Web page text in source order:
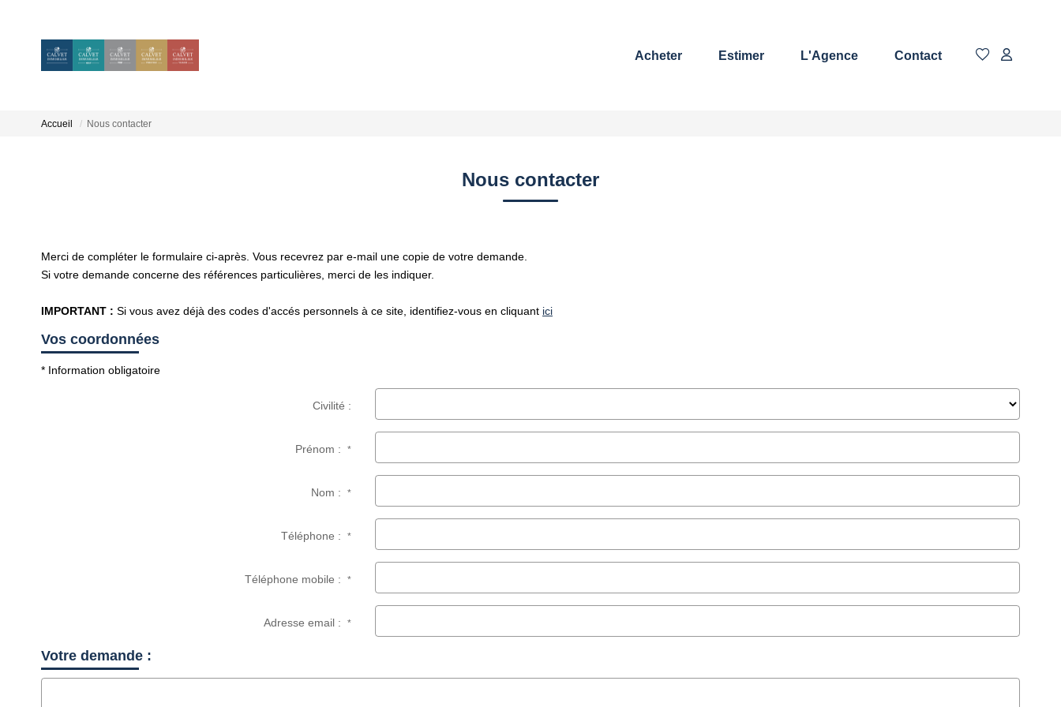
Acheter Estimer L'Agence Contact
Accueil Nous contacter
Nous contacter
Merci de compléter le formulaire ci-après. Vous recevrez par e-mail une copie de votre demande.
Si votre demande concerne des références particulières, merci de les indiquer.
IMPORTANT : Si vous avez déjà des codes d'accés personnels à ce site, identifiez-vous en cliquant ici
Vos coordonnées
* Information obligatoire
Civilité :
Prénom :*
Nom :*
Téléphone :*
Téléphone mobile :*
Adresse email :*
Votre demande :